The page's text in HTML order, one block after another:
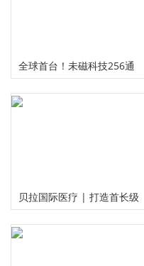
全球首台！未磁科技256通
道无液氦脑磁图仪及芯片化
贝拉国际医疗 | 打造首长级
精准服务 护航国民健康福祉